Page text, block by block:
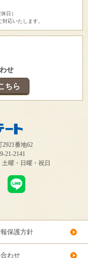
日）
応いたします。
せ
ちら
番地62
21-2141
曜・日曜・祝日
保護方針
わせ